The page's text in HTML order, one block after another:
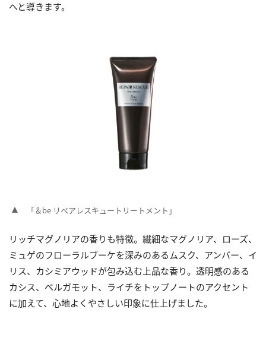
へと導きます。
「＆be リペアレスキュートリートメント」
リッチマグノリアの香りも特徴。繊細なマグノリア、ローズ、
ミュゲのフローラルブーケを深みのあるムスク、アンバー、イ
リス、カシミアウッドが包み込む上品な香り。透明感のある
カシス、ベルガモット、ライチをトップノートのアクセント
に加えて、心地よくやさしい印象に仕上げました。